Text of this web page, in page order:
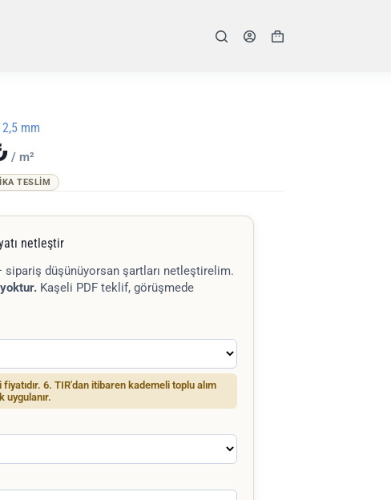
Shopping
mm
/ m²
TESLIM
netleştir
sipariş düşünüyorsan şartları netleştirelim.
Kaşeli PDF teklif, görüşmede
6. TIR'dan itibaren kademeli toplu alım
uygulanır.